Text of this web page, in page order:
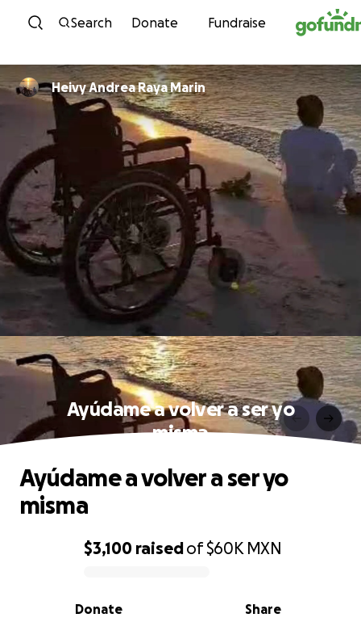
Skip to content
Search Donate Fundraise
Heivy Andrea Raya Marin
Ayúdame a volver a ser yo
misma
0% complete
$3,100 raisedof$60K MXN
Share
Donate
Ayúdame a volver a ser yo
misma